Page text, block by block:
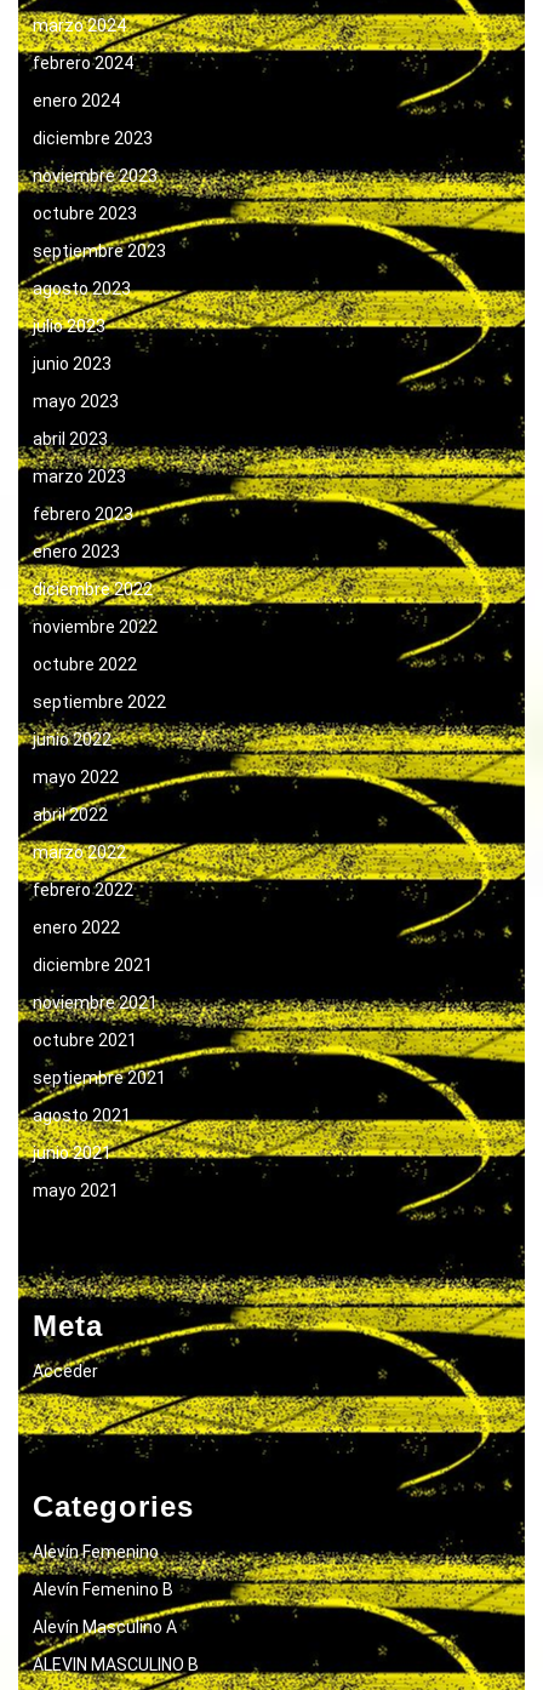
marzo 2024
febrero 2024
enero 2024
diciembre 2023
noviembre 2023
octubre 2023
septiembre 2023
agosto 2023
julio 2023
junio 2023
mayo 2023
abril 2023
marzo 2023
febrero 2023
enero 2023
diciembre 2022
noviembre 2022
octubre 2022
septiembre 2022
junio 2022
mayo 2022
abril 2022
marzo 2022
febrero 2022
enero 2022
diciembre 2021
noviembre 2021
octubre 2021
septiembre 2021
agosto 2021
junio 2021
mayo 2021
Meta
Acceder
Categories
Alevín Femenino
Alevín Femenino B
Alevín Masculino A
ALEVIN MASCULINO B